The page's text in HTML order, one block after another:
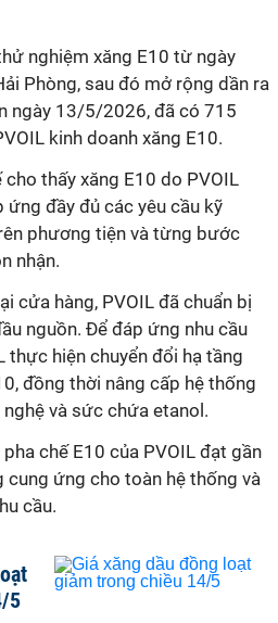
nghiệm xăng E10 từ ngày
Phòng, sau đó mở rộng dần ra
ngày 13/5/2026, đã có 715
kinh doanh xăng E10.
thấy xăng E10 do PVOIL
ứng đầy đủ các yêu cầu kỹ
phương tiện và từng bước
nhận.
cửa hàng, PVOIL đã chuẩn bị
nguồn. Để đáp ứng nhu cầu
thực hiện chuyển đổi hạ tầng
đồng thời nâng cấp hệ thống
và sức chứa etanol.
chế E10 của PVOIL đạt gần
cung ứng cho toàn hệ thống và
cầu.
5